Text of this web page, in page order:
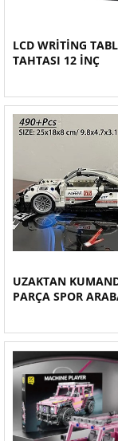
LCD WRİTİNG
TAHTASI 12 İNÇ
UZAKTAN
PARÇA SPOR